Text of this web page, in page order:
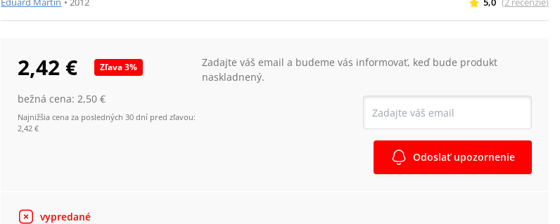
2,42 € Zľava3%
bežná cena:2,50 €
Najnižšia cena za posledných 30 dní pred zľavou:
2,42 €
Zadajte váš email a budeme vás informovať, keď bude produkt
naskladnený.
Odoslať upozornenie
vypredané